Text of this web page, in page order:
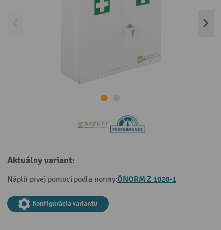
Aktuálny variant:
Náplň prvej pomoci podľa normy:ÖNORM Z 1020-1
Konfigurácia variantu